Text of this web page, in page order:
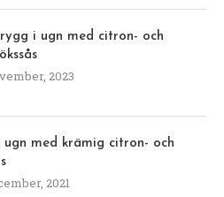
i ugn med citron- och
2023
ugn med krämig citron- och
2021